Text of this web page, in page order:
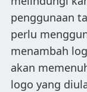
penggunaan
perlu
menambah
akan
logo yang